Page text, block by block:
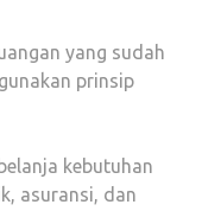
yang sudah
prinsip
kebutuhan
asuransi, dan